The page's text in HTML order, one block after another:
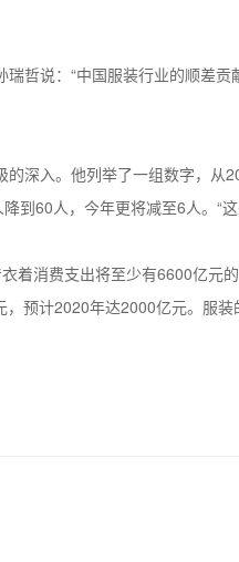
哲说：“中国服装行业的顺差
深入。他列举了一组数字，
60人，今年更将减至6人。“这
消费支出将至少有6600亿元
预计2020年达2000亿元。服